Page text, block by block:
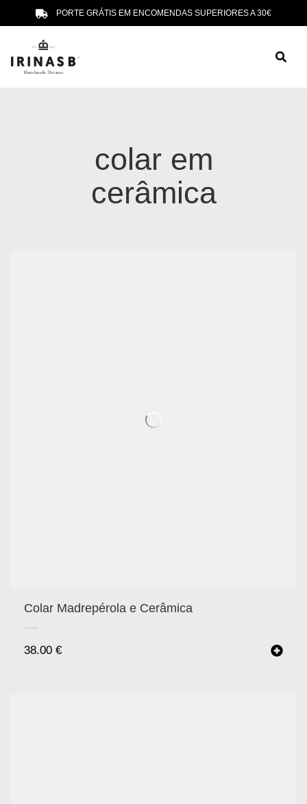
PORTE GRÁTIS EM ENCOMENDAS SUPERIORES A 30€
colar em
cerâmica
Colar Madrepérola e Cerâmica
38.00 €